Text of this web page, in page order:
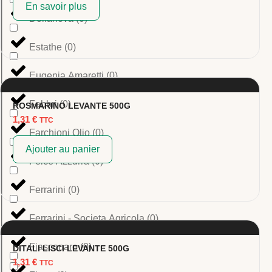
Dolianova(0)
Estathe (0)
Eugenia Amaretti(0)
Fabbri(0)
Farchioni Olio (0)
Felce Azzurra(0)
Ferrarini (0)
Ferrarini - Societa Agricola(0)
Fiasconaro(0)
En savoir plus
ROSMARINO LEVANTE 500G
1,31€ TTC
Ajouter au panier
DITALI LISCI LEVANTE 500G
1,31€ TTC